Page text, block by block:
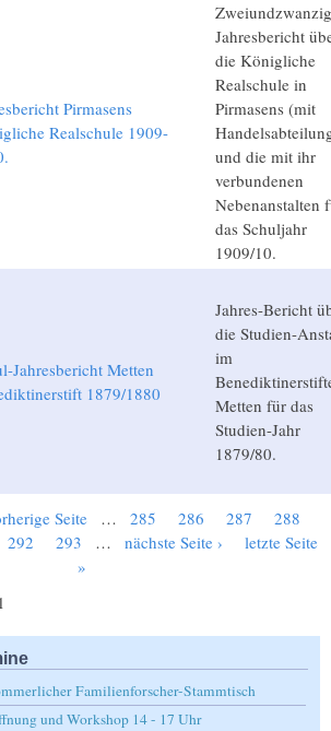
Pirmasens
Realschule 1909-
Jahresbericht
die Königliche
Realschule in
Pirmasens (mit
und die mit ihr
verbundenen
Nebenanstalten
das Schuljahr
1909/10.
Jahresbericht Metten
1879/1880
Jahres-Bericht
die Studien-
im
Metten für das
Studien-Jahr
1879/80.
Seite … 285 286 287 288
292 293 … nächste Seite ›
letzte Seite
»
Familienforscher-Stammtisch
und Workshop 14 - 17 Uhr